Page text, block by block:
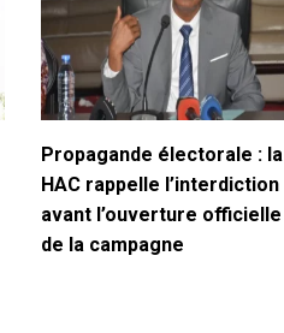
Propagande électorale : la
HAC rappelle l’interdiction
avant l’ouverture officielle
de la campagne